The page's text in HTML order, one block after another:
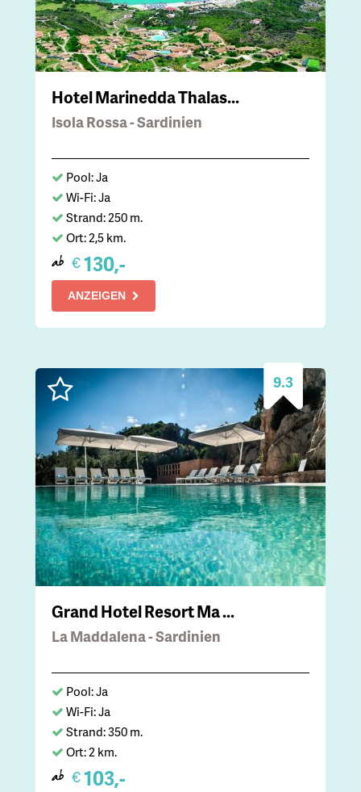
Hotel Marinedda Thalas...
Isola Rossa - Sardinien
Pool: Ja
Wi-Fi: Ja
Strand: 250 m.
Ort: 2,5 km.
ab €130,-
ANZEIGEN
9.3
Grand Hotel Resort Ma ...
La Maddalena - Sardinien
Pool: Ja
Wi-Fi: Ja
Strand: 350 m.
Ort: 2 km.
ab €103,-